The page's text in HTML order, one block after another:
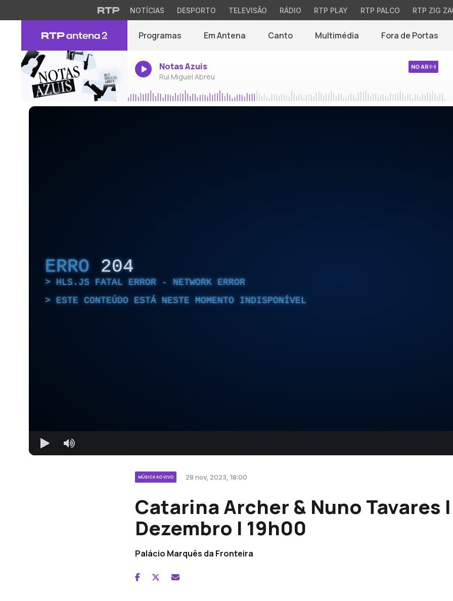
NOTÍCIAS DESPORTO TELEVISÃO RÁDIO RTP PLAY RTP PALCO RTP ZIG
Programas Em Antena Canto Multimédia Fora de Portas
Notas Azuis
Rui Miguel Abreu
NO AR
ERRO 204
HLS.JS FATAL ERROR - NETWORK ERROR
ESTE CONTEÚDO ESTÁ NESTE MOMENTO INDISPONÍVEL
MÚSICA AO VIVO 28 nov, 2023, 18:00
Catarina Archer & Nuno Tavares
Dezembro | 19h00
Palácio Marquês da Fronteira